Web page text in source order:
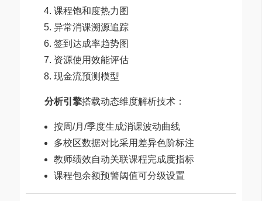
课程饱和度热力图
异常消课溯源追踪
签到达成率趋势图
资源使用效能评估
现金流预测模型
分析引擎搭载动态维度解析技术：
按周/月/季度生成消课波动曲线
多校区数据对比采用差异色阶标注
教师绩效自动关联课程完成度指标
课程包余额预警阈值可分级设置